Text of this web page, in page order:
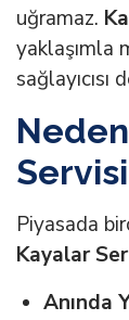
uğramaz.
yaklaşımla
Piyasada
Kayalar
Anında